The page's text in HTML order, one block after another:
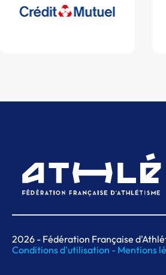
2026 - Fédération Française
Conditions d'utilisation - Mentions